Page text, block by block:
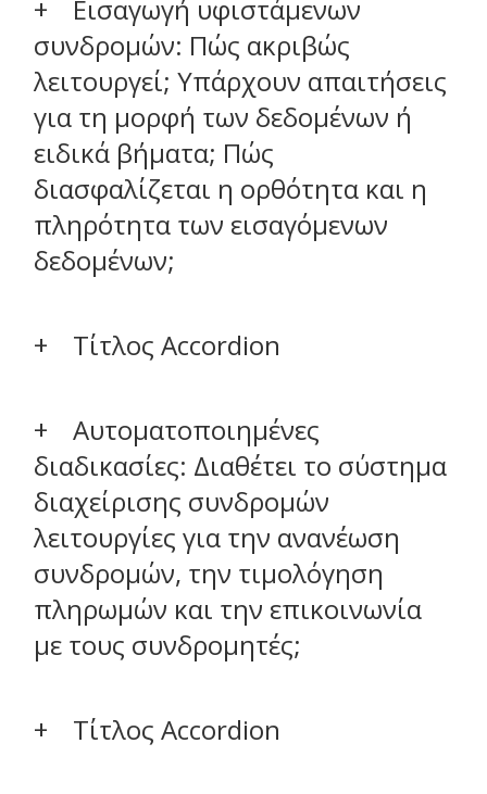
Εισαγωγή υφιστάμενων
συνδρομών: Πώς ακριβώς
λειτουργεί; Υπάρχουν απαιτήσεις
για τη μορφή των δεδομένων ή
ειδικά βήματα; Πώς
διασφαλίζεται η ορθότητα και η
πληρότητα των εισαγόμενων
δεδομένων;
Τίτλος Accordion
Αυτοματοποιημένες
διαδικασίες: Διαθέτει το σύστημα
διαχείρισης συνδρομών
λειτουργίες για την ανανέωση
συνδρομών, την τιμολόγηση
πληρωμών και την επικοινωνία
με τους συνδρομητές;
Τίτλος Accordion